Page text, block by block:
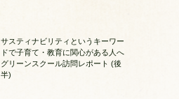
サスティナビリティというキーワー
ドで子育て・教育に関心がある人へ
グリーンスクール訪問レポート (後
半)